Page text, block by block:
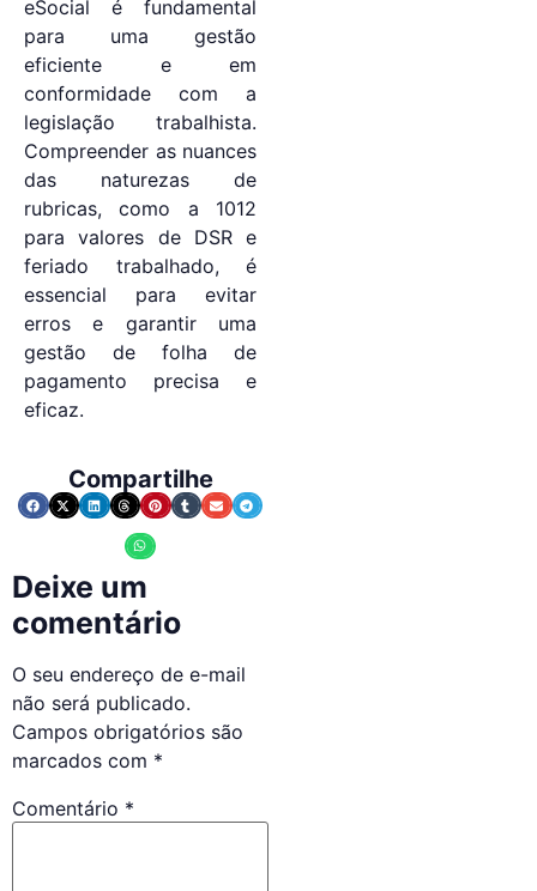
eSocial é fundamental
para uma gestão
eficiente e em
conformidade com a
legislação trabalhista.
Compreender as nuances
das naturezas de
rubricas, como a 1012
para valores de DSR e
feriado trabalhado, é
essencial para evitar
erros e garantir uma
gestão de folha de
pagamento precisa e
eficaz.
Compartilhe
Deixe um
comentário
O seu endereço de e-mail
não será publicado.
Campos obrigatórios são
marcados com *
Comentário *